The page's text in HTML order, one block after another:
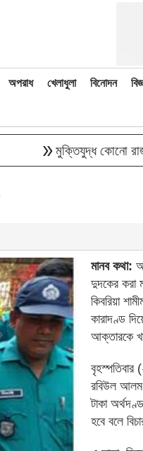
অপরাধ খেলাধুলা বিনোদন
মুক্তিযুদ্ধ কোনো
মানব কথা:
দুদকের করা
কিবরিয়া
কারাদণ্ড
আক্তারকে
বৃহস্পতিবার
রবিউল আলম
টাকা
হবে বলে